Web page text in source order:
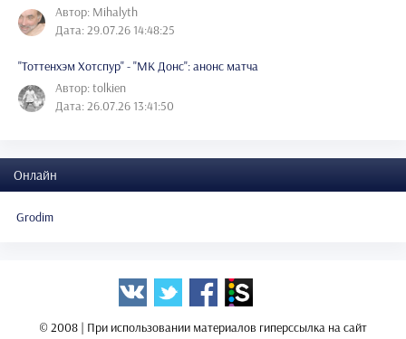
Автор: Mihalyth
Дата: 29.07.26 14:48:25
"Тоттенхэм Хотспур" - "МК Донс": анонс матча
Автор: tolkien
Дата: 26.07.26 13:41:50
Онлайн
Grodim
© 2008 | При использовании материалов гиперссылка на сайт